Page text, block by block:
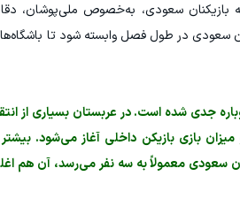
بازیکنان سعودی، به‌خصوص ملی‌پوشان،
سعودی در طول فصل وابسته شود تا
جدی شده است. در عربستان بسیاری از
بازی بازیکن داخلی آغاز می‌شود.
سعودی معمولاً به سه نفر می‌رسد، آن هم